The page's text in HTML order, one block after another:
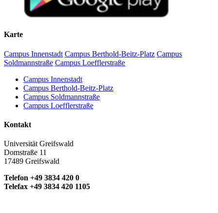
Karte
Campus Innenstadt Campus Berthold-Beitz-Platz Campus
Soldmannstraße Campus Loefflerstraße
Campus Innenstadt
Campus Berthold-Beitz-Platz
Campus Soldmannstraße
Campus Loefflerstraße
Kontakt
Universität Greifswald
Domstraße 11
17489 Greifswald
Telefon +49 3834 420 0
Telefax +49 3834 420 1105